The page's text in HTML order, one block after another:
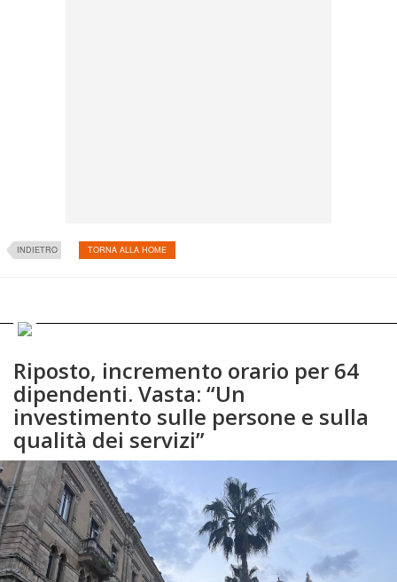
INDIETRO TORNA ALLA HOME
Riposto, incremento orario per 64
dipendenti. Vasta: “Un
investimento sulle persone e sulla
qualità dei servizi”